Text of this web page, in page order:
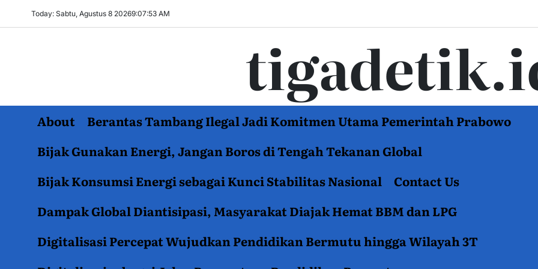
Today: Sabtu, Agustus 8 20269:07:54 AM
About
Berantas Tambang Ilegal Jadi Komitmen Utama Pemerintah Prabowo
Bijak Gunakan Energi, Jangan Boros di Tengah Tekanan Global
Bijak Konsumsi Energi sebagai Kunci Stabilitas Nasional
Contact Us
Dampak Global Diantisipasi, Masyarakat Diajak Hemat BBM dan LPG
Digitalisasi Percepat Wujudkan Pendidikan Bermutu hingga Wilayah 3T